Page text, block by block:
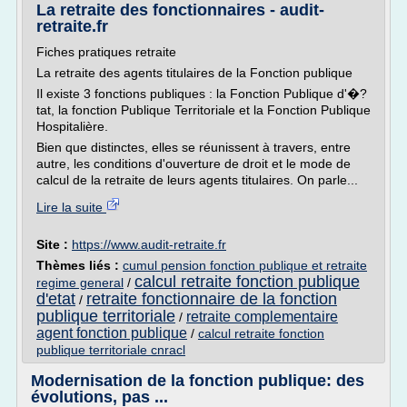
La retraite des fonctionnaires - audit-
retraite.fr
Fiches pratiques retraite
La retraite des agents titulaires de la Fonction publique
Il existe 3 fonctions publiques : la Fonction Publique d'�?
tat, la fonction Publique Territoriale et la Fonction Publique
Hospitalière.
Bien que distinctes, elles se réunissent à travers, entre
autre, les conditions d'ouverture de droit et le mode de
calcul de la retraite de leurs agents titulaires. On parle...
Lire la suite
Site : https://www.audit-retraite.fr
Thèmes liés : cumul pension fonction publique et retraite
regime general / calcul retraite fonction publique
d'etat / retraite fonctionnaire de la fonction
publique territoriale / retraite complementaire
agent fonction publique / calcul retraite fonction
publique territoriale cnracl
Modernisation de la fonction publique: des
évolutions, pas ...